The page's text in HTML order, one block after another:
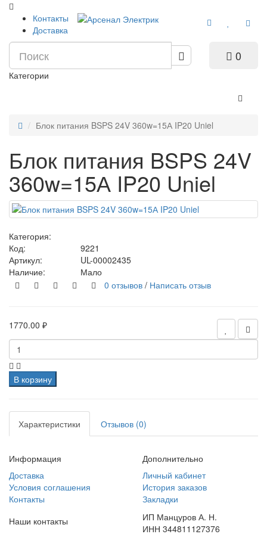
Контакты
Доставка
0
Категории
Блок питания BSPS 24V 360w=15А IP20 Uniel
Блок питания BSPS 24V
360w=15А IP20 Uniel
Категория:
Код:
9221
Артикул:
UL-00002435
Наличие:
Мало
0 отзывов / Написать отзыв
1770.00 ₽
В корзину
Характеристики Отзывов (0)
Информация
Доставка
Условия соглашения
Контакты
Дополнительно
Личный кабинет
История заказов
Закладки
Наши контакты
ИП Манцуров А. Н.
ИНН 344811127376